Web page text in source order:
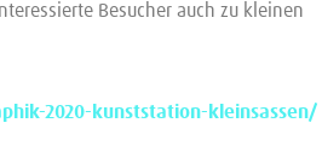
Besucher auch zu kleinen
2020-kunststation-kleinsassen/